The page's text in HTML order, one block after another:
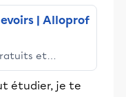
| Alloprof
et
les élèves
réussite
étudier, je te